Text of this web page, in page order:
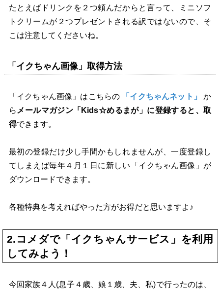
たとえばドリンクを２つ頼んだからと言って、ミニソフ
トクリームが２つプレゼントされる訳ではないので、そ
こは注意してくださいね。
「イクちゃん画像」取得方法
「イクちゃん画像」はこちらの 「イクちゃんネット」か
ら メールマガジン「Kids☆めるまが」に登録すると、取
得できます。
最初の登録だけ少し手間かもしれませんが、一度登録し
てしまえば毎年４月１日に新しい「イクちゃん画像」が
ダウンロードできます。
各種特典を考えればやった方がお得だと思いますよ♪
2.コメダで「イクちゃんサービス」を利用
してみよう！
今回家族４人(息子４歳、娘１歳、夫、私)で行ったのは、